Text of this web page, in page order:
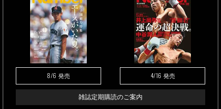
8/6 発売 4/16 発売
雑誌定期購読のご案内